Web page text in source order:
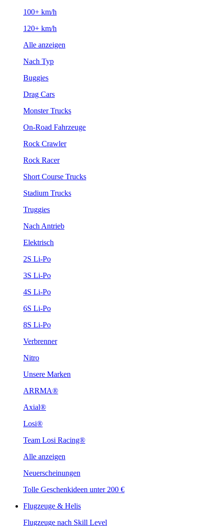
100+ km/h
120+ km/h
Alle anzeigen
Nach Typ
Buggies
Drag Cars
Monster Trucks
On-Road Fahrzeuge
Rock Crawler
Rock Racer
Short Course Trucks
Stadium Trucks
Truggies
Nach Antrieb
Elektrisch
2S Li-Po
3S Li-Po
4S Li-Po
6S Li-Po
8S Li-Po
Verbrenner
Nitro
Unsere Marken
ARRMA®
Axial®
Losi®
Team Losi Racing®
Alle anzeigen
Neuerscheinungen
Tolle Geschenkideen unter 200 €
Flugzeuge & Helis
Flugzeuge nach Skill Level